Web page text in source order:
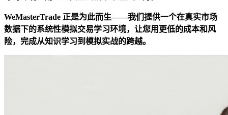
WeMasterTrade 正是为此而生——我们提供一个在真实市场
数据下的系统性模拟交易学习环境，让您用 更低的成本和风
险，完成从知识学习到模拟实战的跨越。